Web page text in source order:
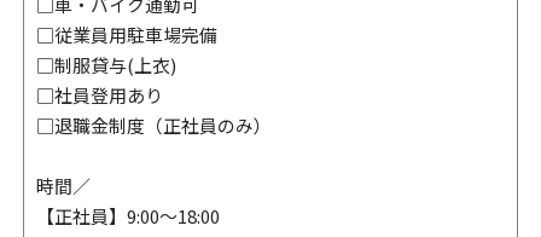
□従業員用駐車場完備
□制服貸与(上衣)
□社員登用あり
□退職金制度（正社員のみ）
時間／
【正社員】9:00～18:00